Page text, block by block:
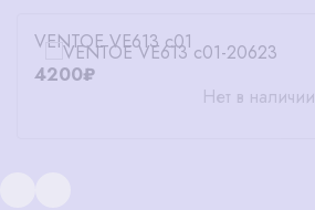
VENTOE VE613 c01
4200₽
Нет в наличии